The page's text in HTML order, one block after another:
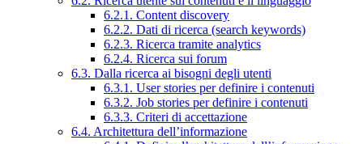
6.2.1. Content discovery
6.2.2. Dati di ricerca (search keywords)
6.2.3. Ricerca tramite analytics
6.2.4. Ricerca sui forum
6.3. Dalla ricerca ai bisogni degli utenti
6.3.1. User stories per definire i contenuti
6.3.2. Job stories per definire i contenuti
6.3.3. Criteri di accettazione
6.4. Architettura dell’informazione